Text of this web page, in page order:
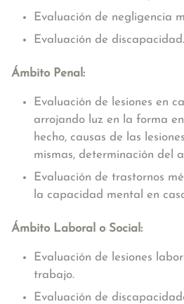
Evaluación de negligencia
Evaluación de discapacidad.
Ámbito Penal:
Evaluación de lesiones en
arrojando luz en la forma
hecho, causas de las
mismas, determinación del
Evaluación de trastornos
la capacidad mental en
Ámbito Laboral o Social:
Evaluación de lesiones
trabajo.
Evaluación de